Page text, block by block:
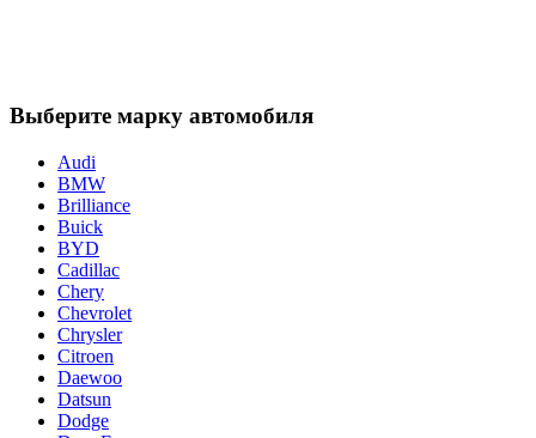
Выберите марку автомобиля
Audi
BMW
Brilliance
Buick
BYD
Cadillac
Chery
Chevrolet
Chrysler
Citroen
Daewoo
Datsun
Dodge